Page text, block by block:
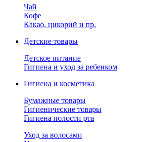
Чай
Кофе
Какао, цикорий и пр.
Детские товары
Детское питание
Гигиена и уход за ребенком
Гигиена и косметика
Бумажные товары
Гигиенические товары
Гигиена полости рта
Уход за волосами